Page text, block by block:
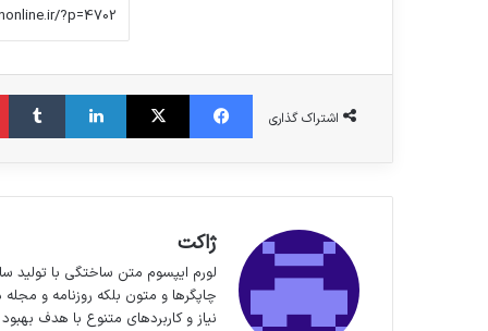
اشتراک گذاری
فیس بوک X لینکدین
ژاکت
لورم ایپسوم متن ساختگی با تولید
چاپگرها و متون بلکه روزنامه و
نیاز و کاربردهای متنوع با هدف